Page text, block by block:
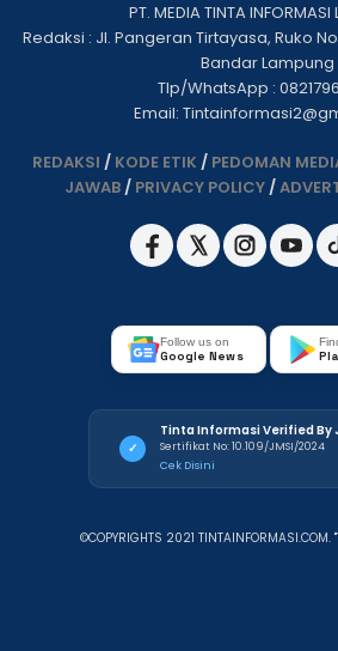
PT. MEDIA TINTA INFORMASI
Redaksi : Jl. Pangeran Tirtayasa, Ruko No.
Bandar Lampung
Tlp/WhatsApp :
Email:
REDAKSI / KODE ETIK / PEDOMAN
JAWAB/ PRIVACY POLICY/
Follow us on
Google News
✓
Tinta Informasi Verified By
Sertifikat No: 10.109/JMSI/2024
Cek Disini
©COPYRIGHTS 2021 TINTAINFORMASI.COM.